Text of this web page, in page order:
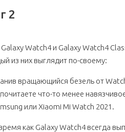
2
Watch4 и Galaxy Watch4
из них выглядит по-своему:
вращающийся безель от
что-то менее
или Xiaomi Mi Watch 2021.
как Galaxy Watch4 всегда